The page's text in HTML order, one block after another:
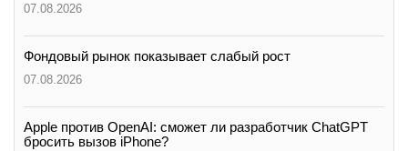
07.08.2026
Фондовый рынок показывает слабый рост
07.08.2026
Apple против OpenAI: сможет ли разработчик ChatGPT
бросить вызов iPhone?